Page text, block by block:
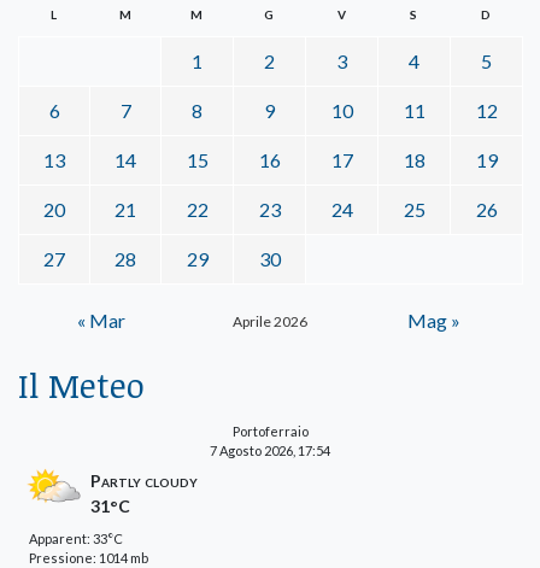
Aprile 2026
L M M G V S D
1 2 3 4 5
6 7 8 9 10 11 12
13 14 15 16 17 18 19
20 21 22 23 24 25 26
27 28 29 30
« Mar Mag »
Il Meteo
Portoferraio
7 Agosto 2026, 17:54
Partly cloudy
31°C
Apparent: 33°C
Pressione: 1014 mb